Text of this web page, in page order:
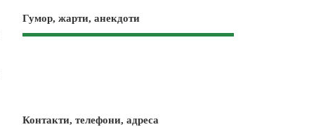
Гумор, жарти, анекдоти
Контакти, телефони, адреса